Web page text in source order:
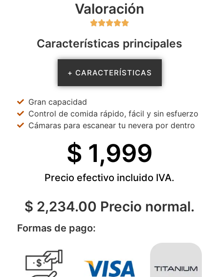
Valoración

Características principales
+ CARACTERÍSTICAS
Gran capacidad
Control de comida rápido, fácil y sin esfuerzo
Cámaras para escanear tu nevera por dentro
Precio efectivo incluido IVA.
$ 1,999
$ 2,234.00 Precio normal.
Formas de pago: